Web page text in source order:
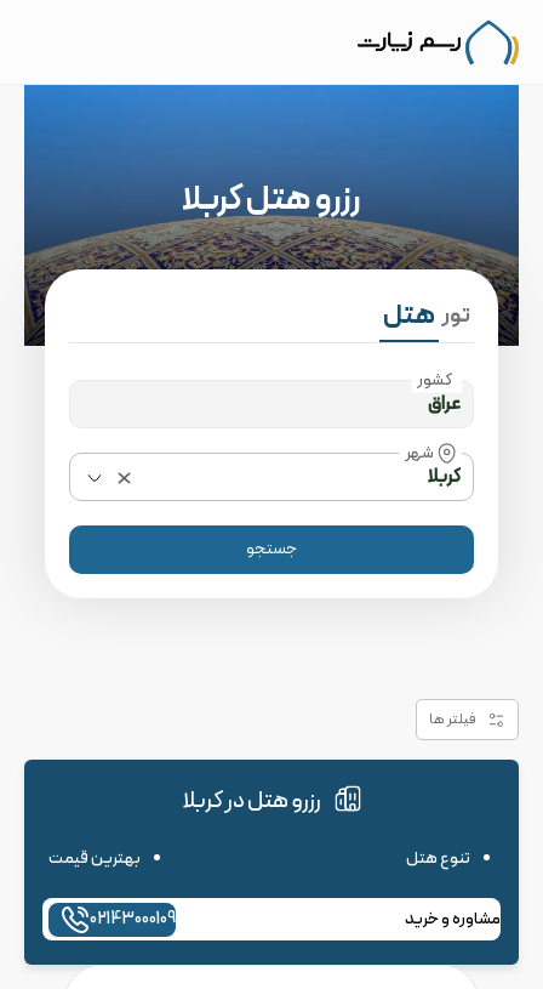
رزرو هتل کربلا
تور هتل
کشور
شهر
جستجو
فیلتر ها
رزرو هتل در کربلا
تنوع هتل بهترین قیمت
مشاوره و خرید 02143000109